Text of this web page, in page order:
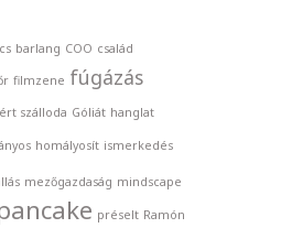
barlang COO család
filmzene fúgázás
szálloda Góliát hanglat
homályosít ismerkedés
mezőgazdaság mindscape
préselt Ramón